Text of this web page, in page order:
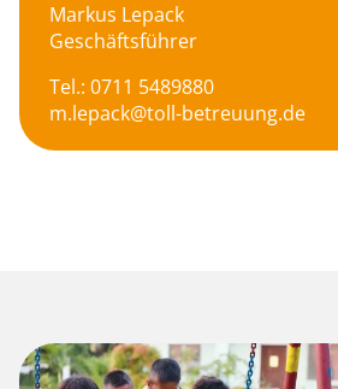
Markus Lepack
Geschäftsführer
Tel.: 0711 5489880
m.lepack@toll-betreuung.de